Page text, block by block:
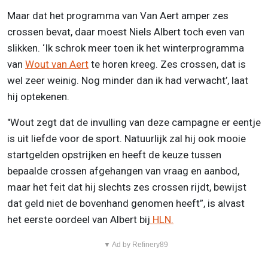
Maar dat het programma van Van Aert amper zes
crossen bevat, daar moest Niels Albert toch even van
slikken. ‘Ik schrok meer toen ik het winterprogramma
van Wout van Aert te horen kreeg. Zes crossen, dat is
wel zeer weinig. Nog minder dan ik had verwacht’, laat
hij optekenen.
"Wout zegt dat de invulling van deze campagne er eentje
is uit liefde voor de sport. Natuurlijk zal hij ook mooie
startgelden opstrijken en heeft de keuze tussen
bepaalde crossen afgehangen van vraag en aanbod,
maar het feit dat hij slechts zes crossen rijdt, bewijst
dat geld niet de bovenhand genomen heeft”, is alvast
het eerste oordeel van Albert bij HLN.
▼ Ad by Refinery89